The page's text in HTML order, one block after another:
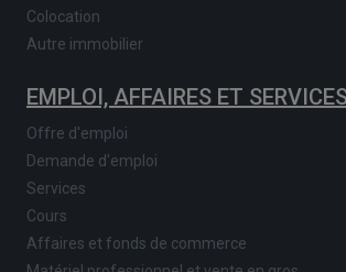
Colocation
Autre immobilier
EMPLOI, AFFAIRES ET
Offre d'emploi
Demande d'emploi
Services
Cours
Affaires et fonds de commerce